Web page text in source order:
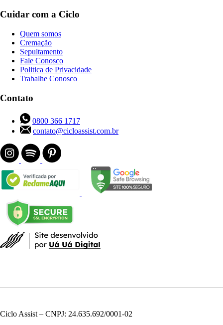
Cuidar com a Ciclo
Quem somos
Cremação
Sepultamento
Fale Conosco
Politica de Privacidade
Trabalhe Conosco
Contato
0800 366 1717
contato@cicloassist.com.br
Ciclo Assist – CNPJ: 24.635.692/0001-02